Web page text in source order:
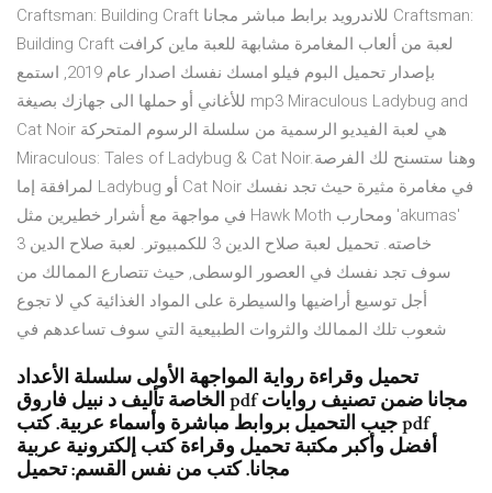
Craftsman: Building Craft للاندرويد برابط مباشر مجانا Craftsman:
Building Craft لعبة من ألعاب المغامرة مشابهة للعبة ماين كرافت
بإصدار تحميل البوم فيلو امسك نفسك اصدار عام 2019, استمع
للأغاني أو حملها الى جهازك بصيغة mp3 Miraculous Ladybug and
Cat Noir هي لعبة الفيديو الرسمية من سلسلة الرسوم المتحركة
Miraculous: Tales of Ladybug & Cat Noir.وهنا ستسنح لك الفرصة
لمرافقة إما Ladybug أو Cat Noir في مغامرة مثيرة حيث تجد نفسك
في مواجهة مع أشرار خطيرين مثل Hawk Moth ومحارب 'akumas'
خاصته. تحميل لعبة صلاح الدين 3 للكمبيوتر. لعبة صلاح الدين 3
سوف تجد نفسك في العصور الوسطى, حيث تتصارع الممالك من
أجل توسيع أراضيها والسيطرة على المواد الغذائية كي لا تجوع
شعوب تلك الممالك والثروات الطبيعية التي سوف تساعدهم في
تحميل وقراءة رواية المواجهة الأولى سلسلة الأعداد
الخاصة تأليف د نبيل فاروق pdf مجانا ضمن تصنيف روايات
جيب التحميل بروابط مباشرة وأسماء عربية. كتب pdf
أفضل وأكبر مكتبة تحميل وقراءة كتب إلكترونية عربية
مجانا. كتب من نفس القسم: تحميل